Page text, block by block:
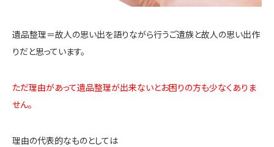
遺品整理＝故人の思い出を語りながら行うご遺族と故人の思い出作
りだと思っています。
ただ理由があって遺品整理が出来ないとお困りの方も少なくありま
せん。
理由の代表的なものとしては